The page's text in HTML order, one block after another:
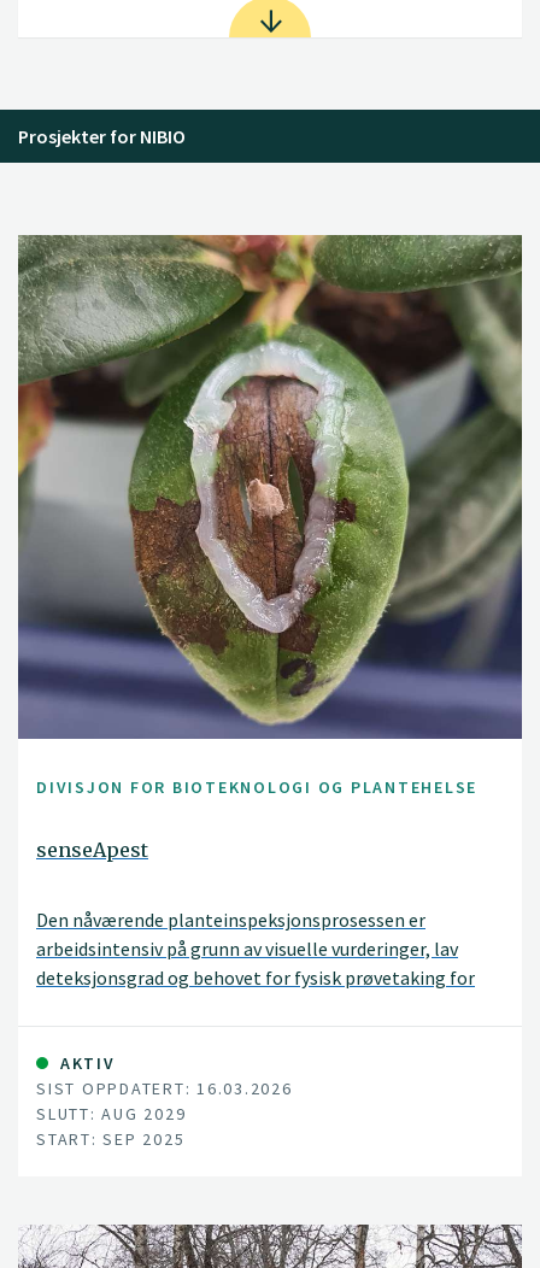
Prosjekter for NIBIO
DIVISJON FOR BIOTEKNOLOGI OG PLANTEHELSE
senseApest
Den nåværende planteinspeksjonsprosessen er
arbeidsintensiv på grunn av visuelle vurderinger, lav
deteksjonsgrad og behovet for fysisk prøvetaking for
SenseApest vil møte disse utfordringene ved å
systematisk og effektivt screene importert
plantemateriale med en kontaktløs bærbar
deteksjonsenhet (PDU), basert på utslipp av flyktige
organiske forbindelser, eller luktstoffer (VOC)
AKTIV
SIST OPPDATERT: 16.03.2026
SLUTT: AUG 2029
START: SEP 2025